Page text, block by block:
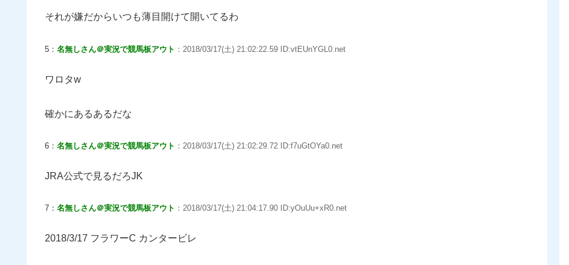
それが嫌だからいつも薄目開けて開いてるわ
5： 名無しさん＠実況で競馬板アウト ：2018/03/17(土) 21:02:22.59 ID:vtEUnYGL0.net
ワロタw
確かにあるあるだな
6： 名無しさん＠実況で競馬板アウト ：2018/03/17(土) 21:02:29.72 ID:f7uGtOYa0.net
JRA公式で見るだろJK
7： 名無しさん＠実況で競馬板アウト ：2018/03/17(土) 21:04:17.90 ID:yOuUu+xR0.net
2018/3/17 フラワーC カンタービレ